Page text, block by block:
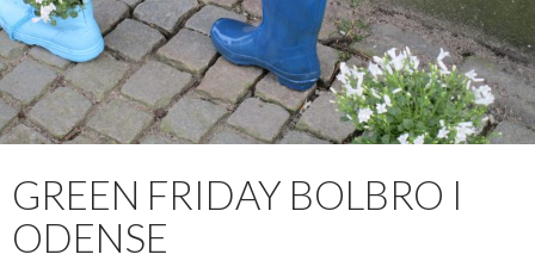
GREEN FRIDAY BOLBRO I
ODENSE